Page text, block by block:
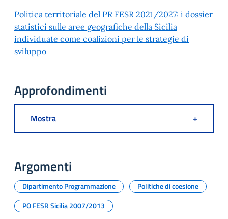
Politica territoriale del PR FESR 2021/2027: i dossier
statistici sulle aree geografiche della Sicilia
individuate come coalizioni per le strategie di
sviluppo
Approfondimenti
Mostra +
Argomenti
Dipartimento Programmazione
Politiche di coesione
PO FESR Sicilia 2007/2013